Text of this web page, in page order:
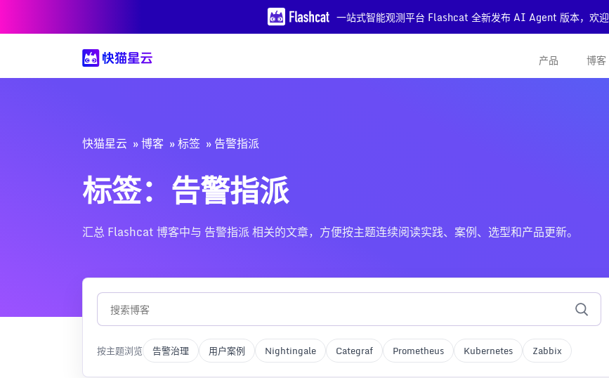
一站式智能观测平台 Flashcat 全新发布 AI Agent 版本，欢迎
产品 博客
快猫星云 博客 标签 告警指派
标签：告警指派
汇总 Flashcat 博客中与 告警指派 相关的文章，方便按主题连续阅读实践、案例、选型和产品更新。
按主题浏览 告警治理 用户案例 Nightingale Categraf Prometheus Kubernetes Zabbix